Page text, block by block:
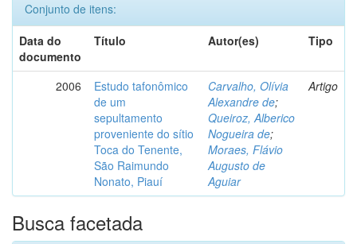
Conjunto de itens:
Data do
documento
Título Autor(es) Tipo
2006
Estudo tafonômico
de um
sepultamento
proveniente do sítio
Toca do Tenente,
São Raimundo
Nonato, Piauí
Carvalho, Olívia
Alexandre de;
Queiroz, Alberico
Nogueira de;
Moraes, Flávio
Augusto de
Aguiar
Artigo
Busca facetada